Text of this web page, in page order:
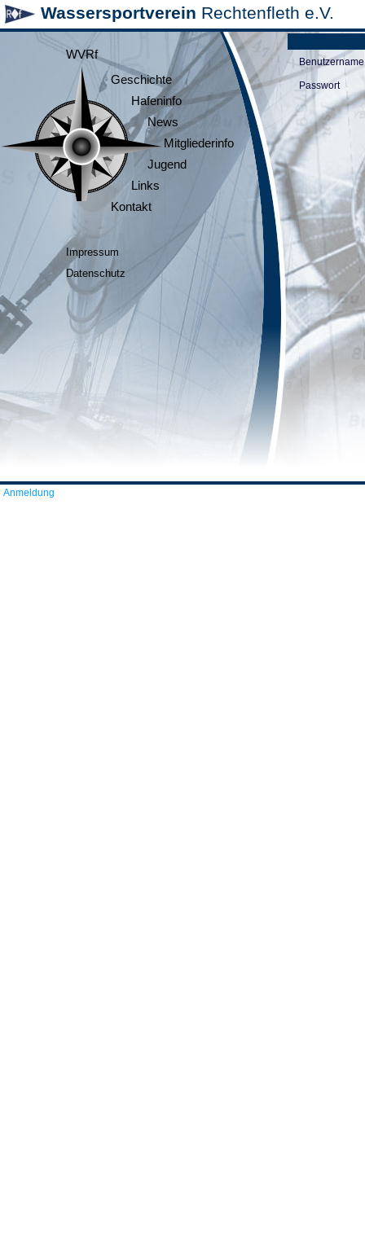
Wassersportverein Rechtenfleth e.V.
WVRf
Geschichte
Hafeninfo
News
Mitgliederinfo
Jugend
Links
Kontakt
Impressum
Datenschutz
Benutzername
Passwort
Anmeldung